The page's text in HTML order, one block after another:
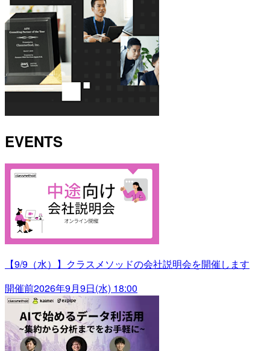
EVENTS
【9/9（水）】クラスメソッドの会社説明会を開催します
開催前2026年9月9日(水) 18:00